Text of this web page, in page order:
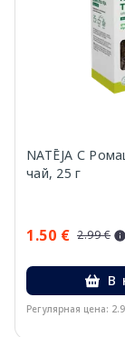
NATĒJA С
чай, 25 г
1.50 € 2.99 €
В
Регулярная цена: